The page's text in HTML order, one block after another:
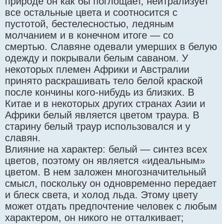
все остальные цвета и соотносится с
пустотой, бестелесностью, ледяным
молчанием и в конечном итоге — со
смертью. Славяне одевали умерших в белую
одежду и покрывали белым саваном. У
некоторых племен Африки и Авcтралии
принято раскрашивать тело белой краской
после кончины кого-нибудь из близких. В
Китае и в некоторых других странах Азии и
Африки белый является цветом траура. В
старину белый траур использовался и у
славян.
Влияние на характер: белый — синтез всех
цветов, поэтому он является «идеальным»
цветом. В нем заложен многозначительный
смысл, поскольку он одновременно передает
и блеск света, и холод льда. Этому цвету
может отдать предпочтение человек с любым
характером, он никого не отталкивает;